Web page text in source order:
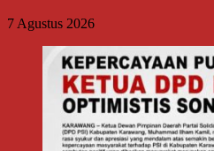
7 Agustus 2026